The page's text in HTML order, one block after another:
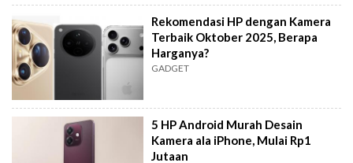
Rekomendasi HP dengan Kamera
Terbaik Oktober 2025, Berapa
Harganya?
GADGET
5 HP Android Murah Desain
Kamera ala iPhone, Mulai Rp1
Jutaan